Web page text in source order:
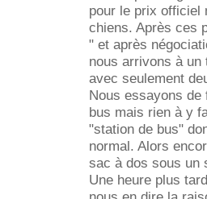
pour le prix officiel
chiens. Après ces
" et après
nous arrivons à un
avec seulement
Nous essayons
bus mais rien à y
"station de bus"
normal. Alors
sac à dos sous un
Une heure plus